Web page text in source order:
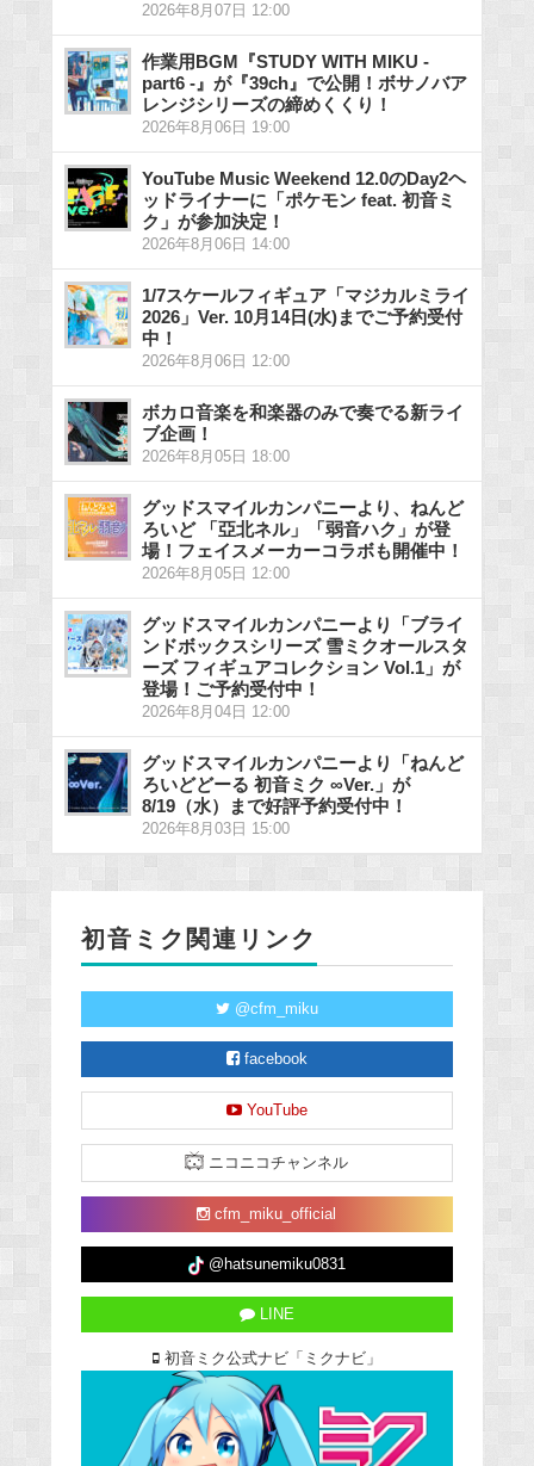
2026年8月07日 12:00
作業用BGM『STUDY WITH MIKU -
part6 -』が『39ch』で公開！ボサノバア
レンジシリーズの締めくくり！
2026年8月06日 19:00
YouTube Music Weekend 12.0のDay2ヘ
ッドライナーに「ポケモン feat. 初音ミ
ク」が参加決定！
2026年8月06日 14:00
1/7スケールフィギュア「マジカルミライ
2026」Ver. 10月14日(水)までご予約受付
中！
2026年8月06日 12:00
ボカロ音楽を和楽器のみで奏でる新ライ
ブ企画！
2026年8月05日 18:00
グッドスマイルカンパニーより、ねんど
ろいど 「亞北ネル」「弱音ハク」が登
場！フェイスメーカーコラボも開催中！
2026年8月05日 12:00
グッドスマイルカンパニーより「ブライ
ンドボックスシリーズ 雪ミクオールスタ
ーズ フィギュアコレクション Vol.1」が
登場！ご予約受付中！
2026年8月04日 12:00
グッドスマイルカンパニーより「ねんど
ろいどどーる 初音ミク ∞Ver.」が
8/19（水）まで好評予約受付中！
2026年8月03日 15:00
初音ミク関連リンク
@cfm_miku
facebook
YouTube
ニコニコチャンネル
cfm_miku_official
@hatsunemiku0831
LINE
初音ミク公式ナビ「ミクナビ」